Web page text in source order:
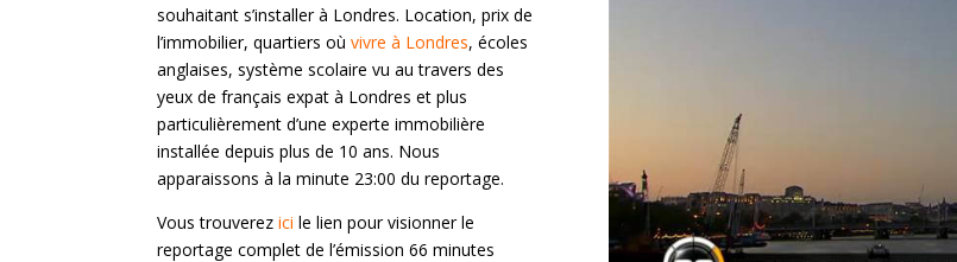
souhaitant s’installer à Londres. Location, prix de
l’immobilier, quartiers où vivre à Londres, écoles
anglaises, système scolaire vu au travers des
yeux de français expat à Londres et plus
particulièrement d’une experte immobilière
installée depuis plus de 10 ans. Nous
apparaissons à la minute 23:00 du reportage.
Vous trouverez ici le lien pour visionner le
reportage complet de l’émission 66 minutes